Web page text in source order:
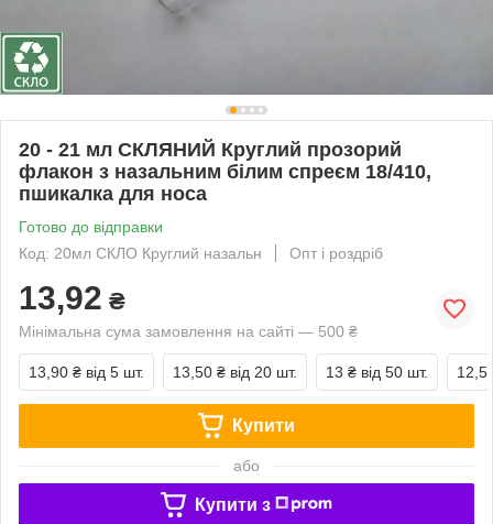
20 - 21 мл СКЛЯНИЙ Круглий прозорий
флакон з назальним білим спреєм 18/410,
пшикалка для носа
Готово до відправки
Код: 20мл СКЛО Круглий назальн
Опт і роздріб
13,92 ₴
Мінімальна сума замовлення на сайті — 500 ₴
13,90 ₴ від 5 шт. 13,50 ₴ від 20 шт. 13 ₴ від 50 шт.
Купити
або
Купити з